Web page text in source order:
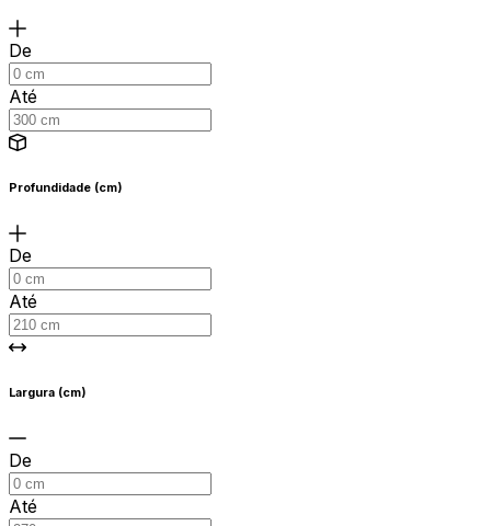
De
Até
Profundidade (cm)
De
Até
Largura (cm)
De
Até